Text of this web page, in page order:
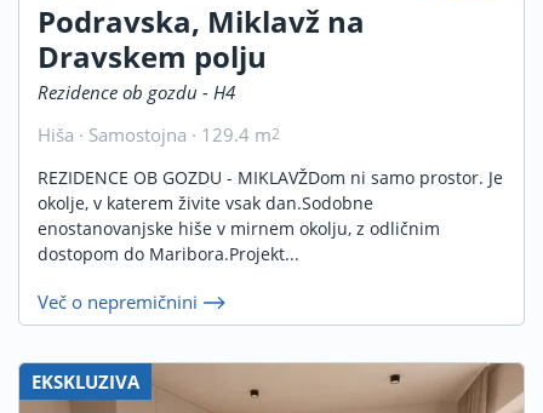
Podravska, Miklavž na
Dravskem polju
Rezidence ob gozdu - H4
Hiša · Samostojna · 129.4 m2
REZIDENCE OB GOZDU - MIKLAVŽDom ni samo prostor. Je
okolje, v katerem živite vsak dan.Sodobne
enostanovanjske hiše v mirnem okolju, z odličnim
dostopom do Maribora.Projekt...
Več o nepremičnini
EKSKLUZIVA